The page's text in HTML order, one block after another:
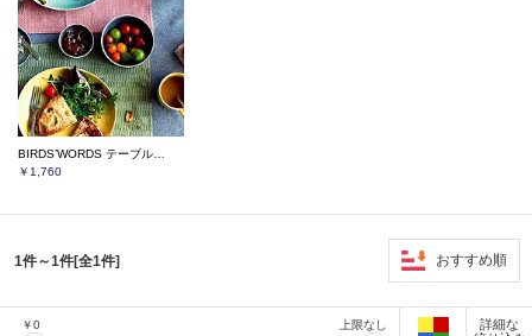
￥1,760
1件～1件[全1件] おすすめ順
￥0 上限なし
詳細な